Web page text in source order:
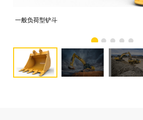
一般负荷型铲斗